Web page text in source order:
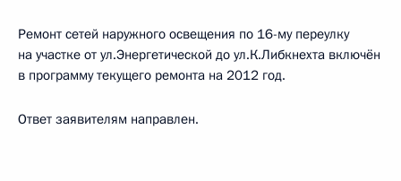
Ремонт сетей наружного освещения по 16-му переулку
на участке от ул.Энергетической до ул.К.Либкнехта включён
в программу текущего ремонта на 2012 год.
Ответ заявителям направлен.